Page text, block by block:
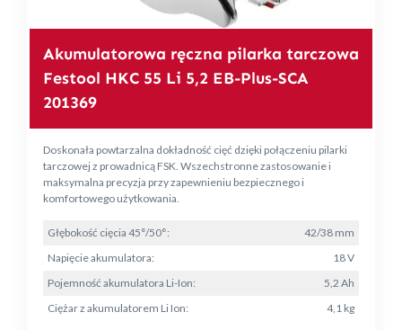
Akumulatorowa ręczna pilarka tarczowa
Festool HKC 55 Li 5,2 EB-Plus-SCA
201369
Doskonała powtarzalna dokładność cięć dzięki połączeniu pilarki
tarczowej z prowadnicą FSK. Wszechstronne zastosowanie i
maksymalna precyzja przy zapewnieniu bezpiecznego i
komfortowego użytkowania.
Głębokość cięcia 45°/50°:
42/38 mm
Napięcie akumulatora:
18 V
Pojemność akumulatora Li-Ion:
5,2 Ah
Ciężar z akumulatorem Li Ion:
4,1 kg